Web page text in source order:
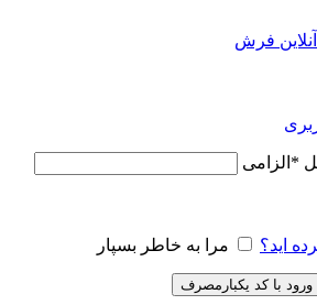
* الزامی
اید؟ مرا به خاطر بسپار
ورود با کد یکبارمصرف